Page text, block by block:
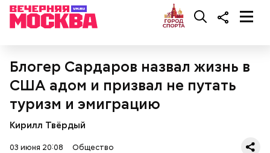
Блогер Сардаров назвал жизнь в
США адом и призвал не путать
туризм и эмиграцию
Кирилл Твёрдый
03 июня 20:08 Общество